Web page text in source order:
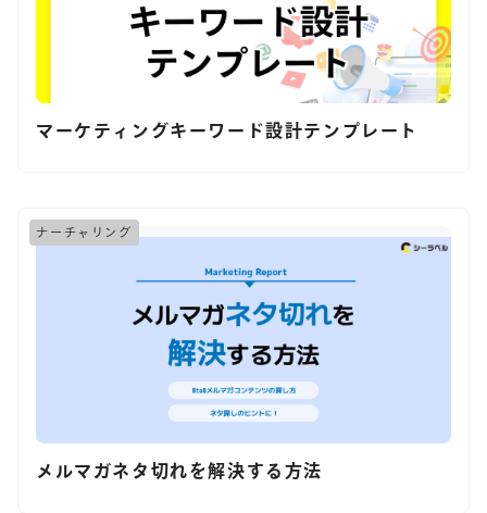
マーケティングキーワード設計テンプレート
ナーチャリング
メルマガネタ切れを解決する方法